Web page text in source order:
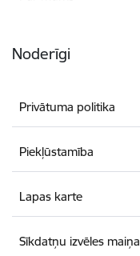
Noderīgi
Privātuma politika
Piekļūstamība
Lapas karte
Sīkdatņu izvēles maiņa